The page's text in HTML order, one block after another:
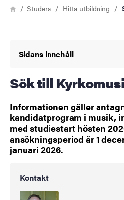
Länkstig
HemStudera Hitta utbildning
Sidans innehåll
Sök till
Informationen gäller
kandidatprogram i musik,
med studiestart hösten
ansökningsperiod är 1
januari 2026.
Kontakt